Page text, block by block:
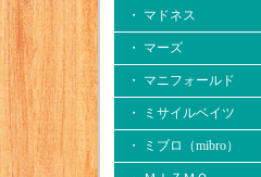
・ マドネス
・ マーズ
・ マニフォールド
・ ミサイルベイツ
・ ミブロ（mibro）